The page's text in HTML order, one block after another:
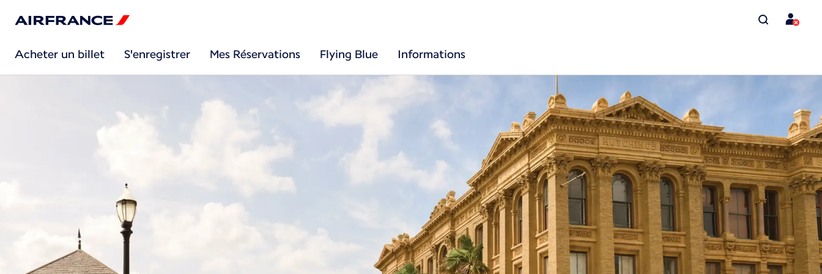
Acheter un billet S'enregistrer Mes Réservations Flying Blue Informations